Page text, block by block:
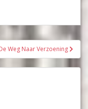
Weg Naar Verzoening